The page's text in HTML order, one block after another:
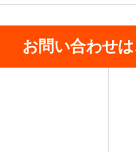
お問い合わせ